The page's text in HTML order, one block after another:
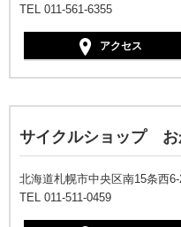
TEL 011-561-6355
アクセス
サイクルショップ お
北海道札幌市中央区南15条西6-
TEL 011-511-0459